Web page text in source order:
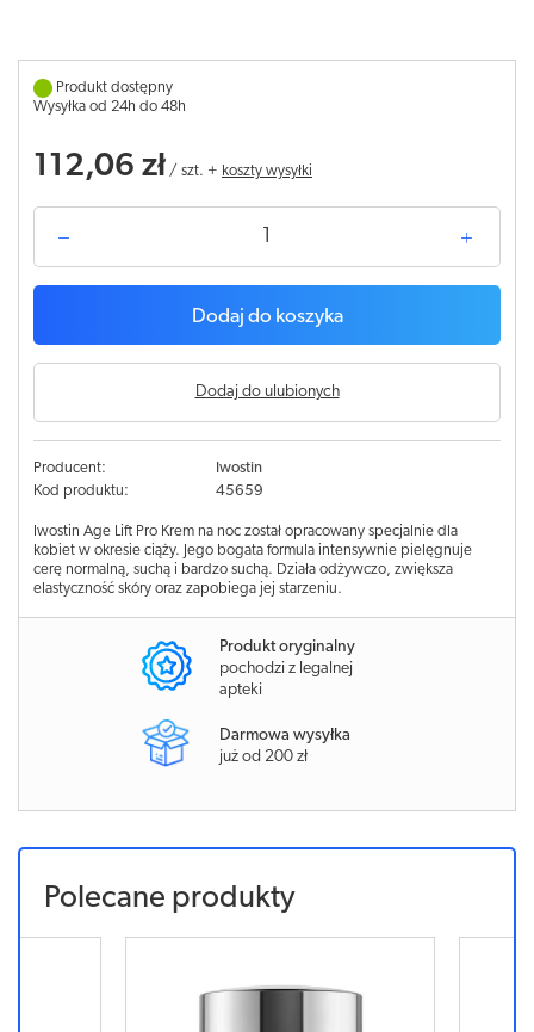
Produkt dostępny
Wysyłka od 24h do 48h
112,06 zł / szt. + koszty wysyłki
Dodaj do koszyka
Dodaj do ulubionych
Producent:
Iwostin
Kod produktu:
45659
Iwostin Age Lift Pro Krem na noc został opracowany specjalnie dla
kobiet w okresie ciąży. Jego bogata formula intensywnie pielęgnuje
cerę normalną, suchą i bardzo suchą. Działa odżywczo, zwiększa
elastyczność skóry oraz zapobiega jej starzeniu.
Produkt oryginalny
pochodzi z legalnej
apteki
Darmowa wysyłka
już od 200 zł
Polecane produkty